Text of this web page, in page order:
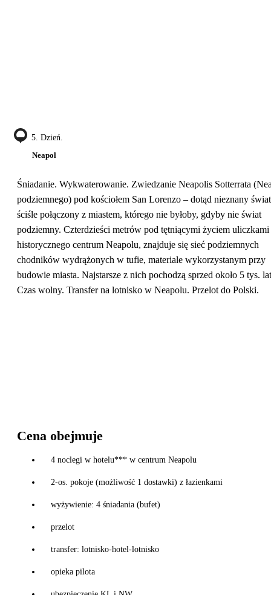
5. Dzień.
Neapol
Śniadanie. Wykwaterowanie. Zwiedzanie Neapolis Sotterrata
podziemnego) pod kościołem San Lorenzo – dotąd nieznany
ściśle połączony z miastem, którego nie byłoby, gdyby nie świat
podziemny. Czterdzieści metrów pod tętniącymi życiem uliczkami
historycznego centrum Neapolu, znajduje się sieć podziemnych
chodników wydrążonych w tufie, materiale wykorzystanym przy
budowie miasta. Najstarsze z nich pochodzą sprzed około 5 tys.
Czas wolny. Transfer na lotnisko w Neapolu. Przelot do Polski.
Cena obejmuje
4 noclegi w hotelu*** w centrum Neapolu
2-os. pokoje (możliwość 1 dostawki) z łazienkami
wyżywienie: 4 śniadania (bufet)
przelot
transfer: lotnisko-hotel-lotnisko
opieka pilota